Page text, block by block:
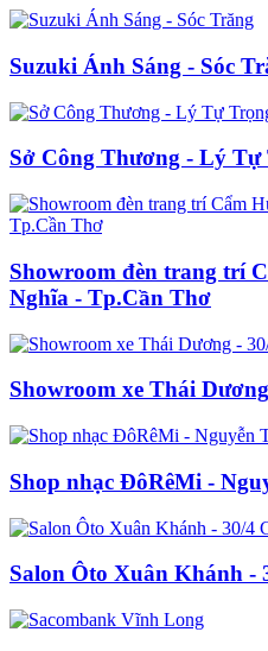
Suzuki Ánh Sáng - Sóc
Sở Công Thương - Lý
Showroom đèn trang trí
Nghĩa - Tp.Cần Thơ
Showroom xe Thái
Shop nhạc ĐôRêMi -
Salon Ôto Xuân Khánh -